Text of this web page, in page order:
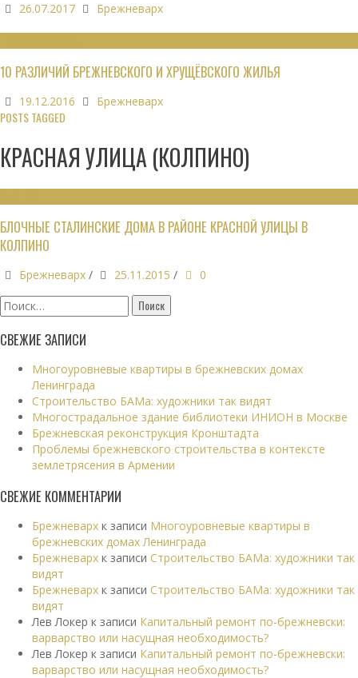
26.07.2017 Брежневарх
10 РАЗЛИЧИЙ БРЕЖНЕВСКОГО И ХРУЩЁВСКОГО ЖИЛЬЯ
19.12.2016 Брежневарх
POSTS TAGGED
КРАСНАЯ УЛИЦА (КОЛПИНО)
БЛОЧНЫЕ СТАЛИНСКИЕ ДОМА В РАЙОНЕ КРАСНОЙ УЛИЦЫ В
КОЛПИНО
Брежневарх / 25.11.2015 /
0
Найти:
СВЕЖИЕ ЗАПИСИ
Многоуровневые квартиры в брежневских домах
Ленинграда
Строительство БАМа: художники так видят
Многострадальное здание библиотеки ИНИОН в Москве
Брежневская реконструкция Кронштадта
Проблемы брежневского строительства в контексте
землетрясения в Армении
СВЕЖИЕ КОММЕНТАРИИ
Брежневарх к записи Многоуровневые квартиры в
брежневских домах Ленинграда
Брежневарх к записи Строительство БАМа: художники так
видят
Брежневарх к записи Строительство БАМа: художники так
видят
Лев Локер к записи Капитальный ремонт по-брежневски:
варварство или насущная необходимость?
Лев Локер к записи Капитальный ремонт по-брежневски:
варварство или насущная необходимость?